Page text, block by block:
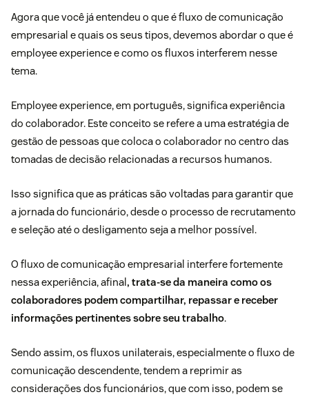
Agora que você já entendeu o que é fluxo de comunicação
empresarial e quais os seus tipos, devemos abordar o que é
employee experience e como os fluxos interferem nesse
tema.
Employee experience, em português, significa experiência
do colaborador. Este conceito se refere a uma estratégia de
gestão de pessoas que coloca o colaborador no centro das
tomadas de decisão relacionadas a recursos humanos.
Isso significa que as práticas são voltadas para garantir que
a jornada do funcionário, desde o processo de recrutamento
e seleção até o desligamento seja a melhor possível.
O fluxo de comunicação empresarial interfere fortemente
nessa experiência, afinal , trata-se da maneira como os
colaboradores podem compartilhar, repassar e receber
informações pertinentes sobre seu trabalho.
Sendo assim, os fluxos unilaterais, especialmente o fluxo de
comunicação descendente, tendem a reprimir as
considerações dos funcionários, que com isso, podem se